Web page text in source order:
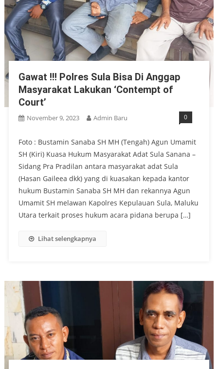
Gawat !!! Polres Sula Bisa Di Anggap
Masyarakat Lakukan ‘Contempt of
Court’
November 9, 2023 Admin Baru 0
Foto : Bustamin Sanaba SH MH (Tengah) Agun Umamit
SH (Kiri) Kuasa Hukum Masyarakat Adat Sula Sanana –
Sidang Pra Pradilan antara masyarakat adat Sula
(Hasan Gaileea dkk) yang di kuasakan kepada kantor
hukum Bustamin Sanaba SH MH dan rekannya Agun
Umamit SH melawan Kapolres Kepulauan Sula, Maluku
Utara terkait proses hukum acara pidana berupa […]
Lihat selengkapnya